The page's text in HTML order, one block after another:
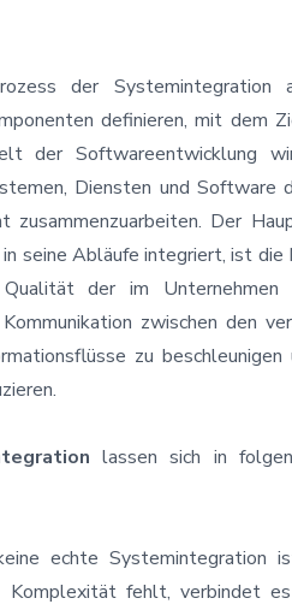
der Systemintegration
definieren, mit dem
der Softwareentwicklung
Diensten und Software
Der
seine Abläufe integriert, ist
der im Unternehmen
zwischen den
zu
lassen sich in
echte Systemintegration
fehlt, verbindet